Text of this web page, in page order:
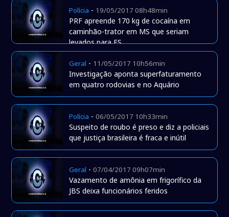
Polícia - 19/05/2017 08h48min
PRF apreende 170 kg de cocaína em
caminhão-trator em MS que seriam
levados para ES
Geral - 11/05/2017 10h56min
Investigação aponta superfaturamento
em quatro rodovias e no Aquário
Polícia -06/05/2017 10h33min
Suspeito de roubo é preso e diz a policiais
que justiça brasileira é fraca e inútil
Geral -07/04/2017 09h07min
Vazamento de amônia em frigorífico da
JBS deixa funcionários feridos